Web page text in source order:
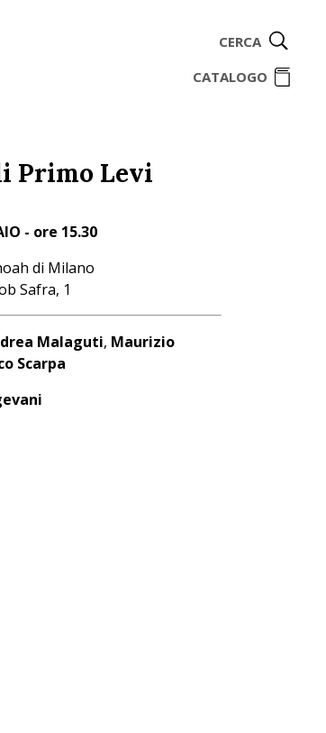
CATALOGO
CERCA
Primo Levi
- ore 15.30
di Milano
Safra, 1
Malaguti, Maurizio
Scarpa